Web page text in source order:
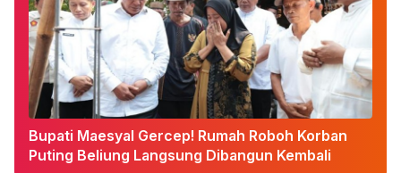
Bupati Maesyal Gercep! Rumah Roboh Korban
Puting Beliung Langsung Dibangun Kembali